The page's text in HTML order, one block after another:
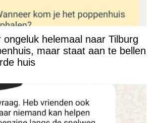
ongeluk helemaal naar Tilburg
maar staat aan te bellen
huis